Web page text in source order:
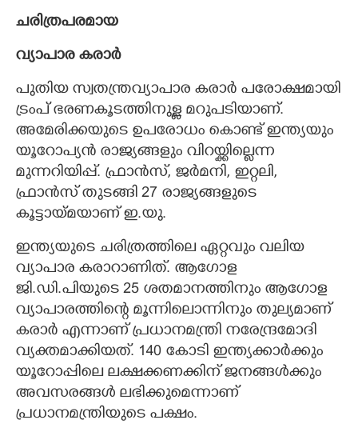
ചരിത്രപരമായ
വ്യാപാര കരാർ
പുതിയ സ്വതന്ത്രവ്യാപാര കരാർ പരോക്ഷമായി
ട്രംപ് ഭരണകൂടത്തിനുള്ള മറുപടിയാണ്.
അമേരിക്കയുടെ ഉപരോധം കൊണ്ട് ഇന്ത്യയും
യൂറോപ്യൻ രാജ്യങ്ങളും വിറയ്ക്കില്ലെന്ന
മുന്നറിയിപ്പ്. ഫ്രാൻസ്, ജർമനി, ഇറ്റലി,
ഫ്രാൻസ് തുടങ്ങി 27 രാജ്യങ്ങളുടെ
കൂട്ടായ്മയാണ് ഇ.യു.
ഇന്ത്യയുടെ ചരിത്രത്തിലെ ഏറ്റവും വലിയ
വ്യാപാര കരാറാണിത്. ആഗോള
ജി.ഡി.പിയുടെ 25 ശതമാനത്തിനും ആഗോള
വ്യാപാരത്തിന്റെ മൂന്നിലൊന്നിനും തുല്യമാണ്
കരാർ എന്നാണ് പ്രധാനമന്ത്രി നരേന്ദ്രമോദി
വ്യക്തമാക്കിയത്. 140 കോടി ഇന്ത്യക്കാർക്കും
യൂറോപ്പിലെ ലക്ഷക്കണക്കിന് ജനങ്ങൾക്കും
അവസരങ്ങൾ ലഭിക്കുമെന്നാണ്
പ്രധാനമന്ത്രിയുടെ പക്ഷം.